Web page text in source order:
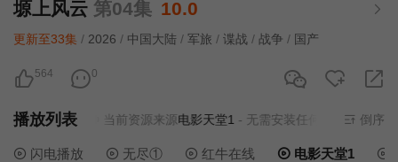
塬上风云 第04集 10.0
更新至33集 / 2026 / 中国大陆 / 军旅 / 谍战 / 战争 / 国产
564 0
播放列表 当前资源来源电影天堂1- 无需安装任何插件 倒序
闪电播放 无尽① 红牛在线 电影天堂1